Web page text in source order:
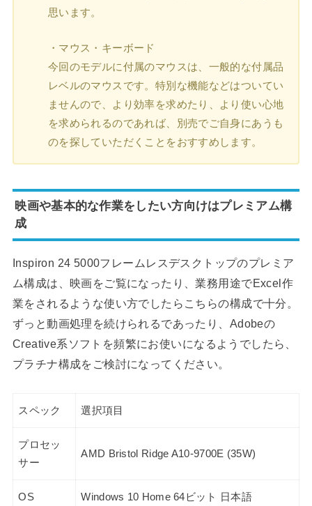
思います。
・マウス・キーボード
今回のモデルに付属のマウスは、一般的な付属品
レベルのマウスです。特別な機能などはついてい
ませんので、より効率を求めたり、より使い心地
を求められるのであれば、別売でご自身にあうも
のを探していただくことをおすすめします。
映画や基本的な作業をしたい方向けはプレミアム構
成
Inspiron 24 5000フレームレスデスクトップのプレミア
ム構成は、映画をご覧になったり、業務用途でExcel作
業をされるような使い方でしたらこちらの構成で十分。
ずっと動画処理を続けられるであったり、Adobeの
Creative系ソフトを頻繁にお使いになるようでしたら、
プラチナ構成をご検討になってください。
スペック 選択項目
プロセッ
サー
AMD Bristol Ridge A10-9700E (35W)
OS Windows 10 Home 64ビット 日本語